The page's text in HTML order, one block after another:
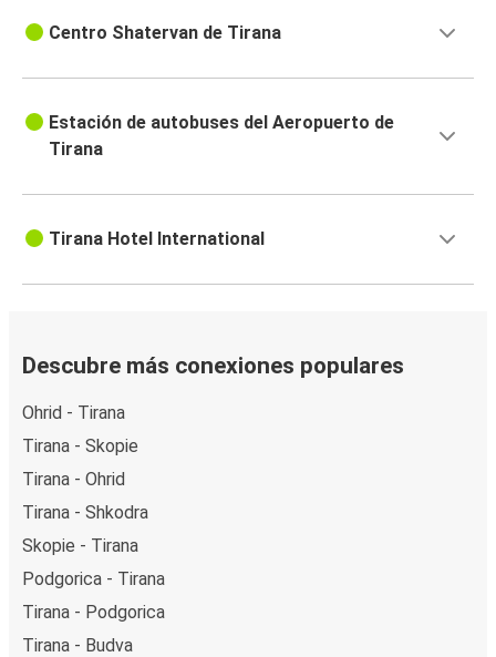
Centro Shatervan de Tirana
Estación de autobuses del Aeropuerto de
Tirana
Tirana Hotel International
Descubre más conexiones populares
Ohrid - Tirana
Tirana - Skopie
Tirana - Ohrid
Tirana - Shkodra
Skopie - Tirana
Podgorica - Tirana
Tirana - Podgorica
Tirana - Budva